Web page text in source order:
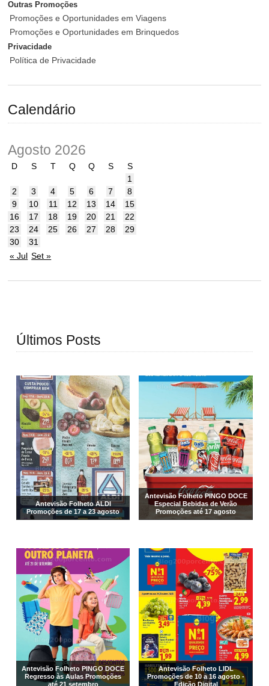
Outras Promoções
Promoções e Oportunidades em Viagens
Promoções e Oportunidades em Brinquedos
Privacidade
Política de Privacidade
Calendário
Agosto 2026
D S T Q Q S
S
1
2
3 4 5 6 7
8
9
10 11 12 13 14
15
16
17 18 19 20 21
22
23
24 25 26 27 28
29
30
31
« Jul Set »
Últimos Posts
Antevisão Folheto ALDI
Promoções de 17 a 23 agosto
Antevisão Folheto PINGO DOCE
Especial Bebidas de Verão
Promoções até 17 agosto
Antevisão Folheto PINGO DOCE
Regresso às Aulas Promoções
até 21 setembro
Antevisão Folheto LIDL
Promoções de 10 a 16 agosto -
Edição Digital